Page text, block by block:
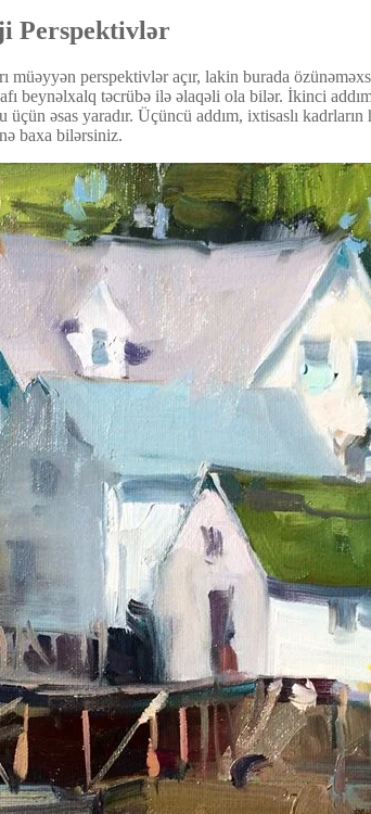
Perspektivlər
perspektivlər açır, lakin burada
beynəlxalq təcrübə ilə əlaqəli ola bilər. İkinci
əsas yaradır. Üçüncü addım, ixtisaslı
baxa bilərsiniz.